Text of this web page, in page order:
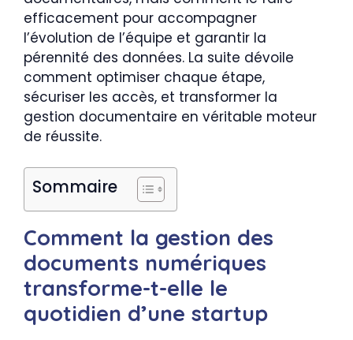
efficacement pour accompagner
l’évolution de l’équipe et garantir la
pérennité des données. La suite dévoile
comment optimiser chaque étape,
sécuriser les accès, et transformer la
gestion documentaire en véritable moteur
de réussite.
Sommaire
Comment la gestion des
documents numériques
transforme-t-elle le
quotidien d’une startup